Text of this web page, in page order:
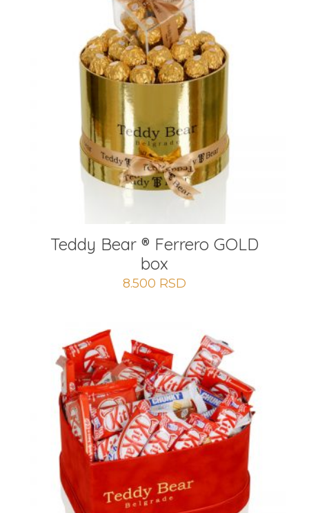
Teddy Bear ® Ferrero GOLD
box
8.500 RSD